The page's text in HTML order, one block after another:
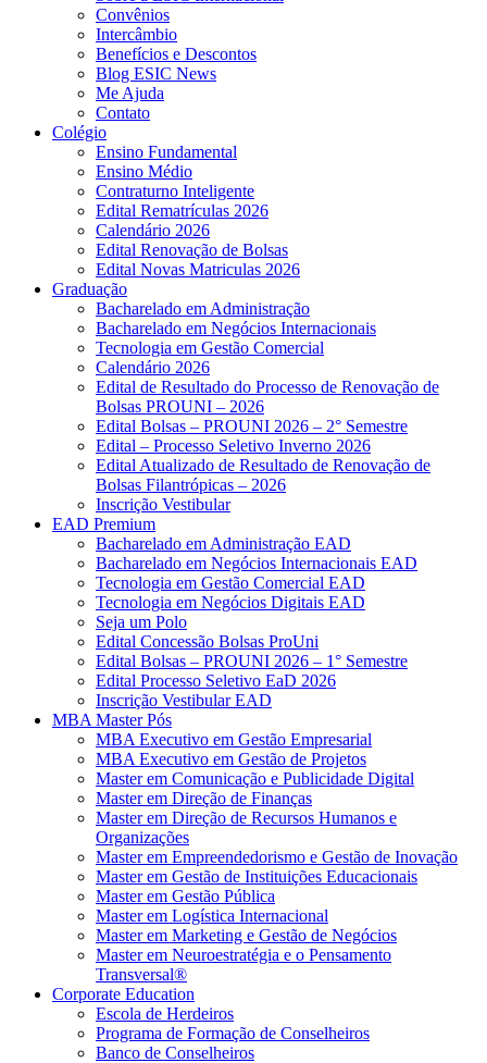
Convênios
Intercâmbio
Benefícios e Descontos
Blog ESIC News
Me Ajuda
Contato
Colégio
Ensino Fundamental
Ensino Médio
Contraturno Inteligente
Edital Rematrículas 2026
Calendário 2026
Edital Renovação de Bolsas
Edital Novas Matriculas 2026
Graduação
Bacharelado em Administração
Bacharelado em Negócios Internacionais
Tecnologia em Gestão Comercial
Calendário 2026
Edital de Resultado do Processo de Renovação de
Bolsas PROUNI – 2026
Edital Bolsas – PROUNI 2026 – 2° Semestre
Edital – Processo Seletivo Inverno 2026
Edital Atualizado de Resultado de Renovação de
Bolsas Filantrópicas – 2026
Inscrição Vestibular
EAD Premium
Bacharelado em Administração EAD
Bacharelado em Negócios Internacionais EAD
Tecnologia em Gestão Comercial EAD
Tecnologia em Negócios Digitais EAD
Seja um Polo
Edital Concessão Bolsas ProUni
Edital Bolsas – PROUNI 2026 – 1° Semestre
Edital Processo Seletivo EaD 2026
Inscrição Vestibular EAD
MBA Master Pós
MBA Executivo em Gestão Empresarial
MBA Executivo em Gestão de Projetos
Master em Comunicação e Publicidade Digital
Master em Direção de Finanças
Master em Direção de Recursos Humanos e
Organizações
Master em Empreendedorismo e Gestão de Inovação
Master em Gestão de Instituições Educacionais
Master em Gestão Pública
Master em Logística Internacional
Master em Marketing e Gestão de Negócios
Master em Neuroestratégia e o Pensamento
Transversal®
Corporate Education
Escola de Herdeiros
Programa de Formação de Conselheiros
Banco de Conselheiros